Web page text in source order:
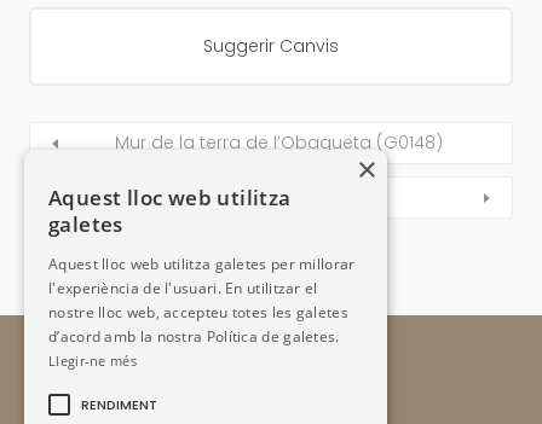
Suggerir Canvis
Mur de la terra de l’Obagueta (G0148)
Orri de Montmantell (G0151)
×
Aquest lloc web utilitza
galetes
Aquest lloc web utilitza galetes per millorar
l'experiència de l'usuari. En utilitzar el
nostre lloc web, accepteu totes les galetes
d’acord amb la nostra Política de galetes.
Llegir-ne més
RENDIMENT